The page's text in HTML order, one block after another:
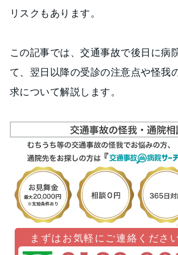
リスクもあります。
この記事では、交通事故で後日に病
て、翌日以降の受診の注意点や怪我
求について解説します。
まずはお気軽にご連絡くださ